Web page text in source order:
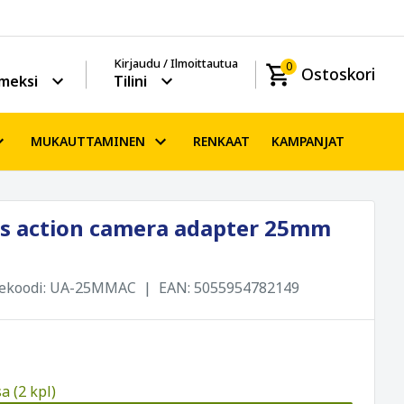
Kirjaudu / Ilmoittautua
Tilini
0 Ostoskori
MUKAUTTAMINEN RENKAAT KAMPANJAT
action camera adapter 25mm
UA-25MMAC EAN: 5055954782149
(2 kpl)